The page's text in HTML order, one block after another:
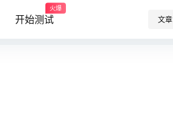
开始测试
火爆
文章